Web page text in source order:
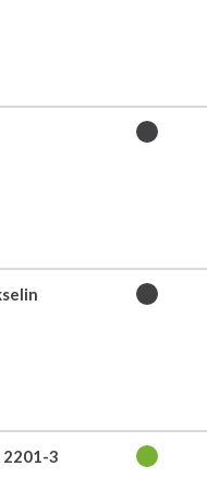
2201-3